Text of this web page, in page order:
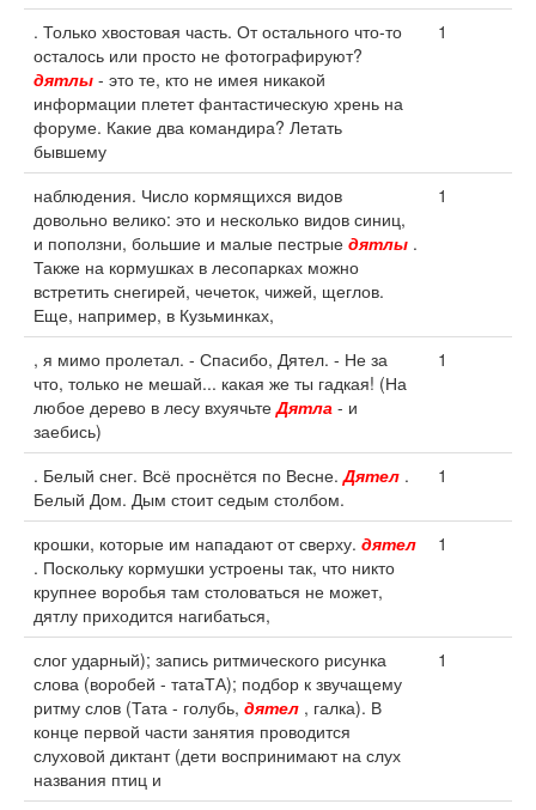
. Только хвостовая часть. От остального что-то
осталось или просто не фотографируют?
дятлы - это те, кто не имея никакой
информации плетет фантастическую хрень на
форуме. Какие два командира? Летать
бывшему
1
наблюдения. Число кормящихся видов
довольно велико: это и несколько видов синиц,
и поползни, большие и малые пестрые дятлы .
Также на кормушках в лесопарках можно
встретить снегирей, чечеток, чижей, щеглов.
Еще, например, в Кузьминках,
1
, я мимо пролетал. - Спасибо, Дятел. - Не за
что, только не мешай... какая же ты гадкая! (На
любое дерево в лесу вхуячьтеДятла - и
заебись)
1
. Белый снег. Всё проснётся по Весне.Дятел .
Белый Дом. Дым стоит седым столбом.
1
крошки, которые им нападают от сверху. дятел
. Поскольку кормушки устроены так, что никто
крупнее воробья там столоваться не может,
дятлу приходится нагибаться,
1
слог ударный); запись ритмического рисунка
слова (воробей - татаТА); подбор к звучащему
ритму слов (Тата - голубь, дятел , галка). В
конце первой части занятия проводится
слуховой диктант (дети воспринимают на слух
названия птиц и
1